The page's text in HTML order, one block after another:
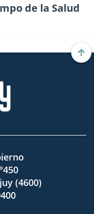
de la Salud
(4600)